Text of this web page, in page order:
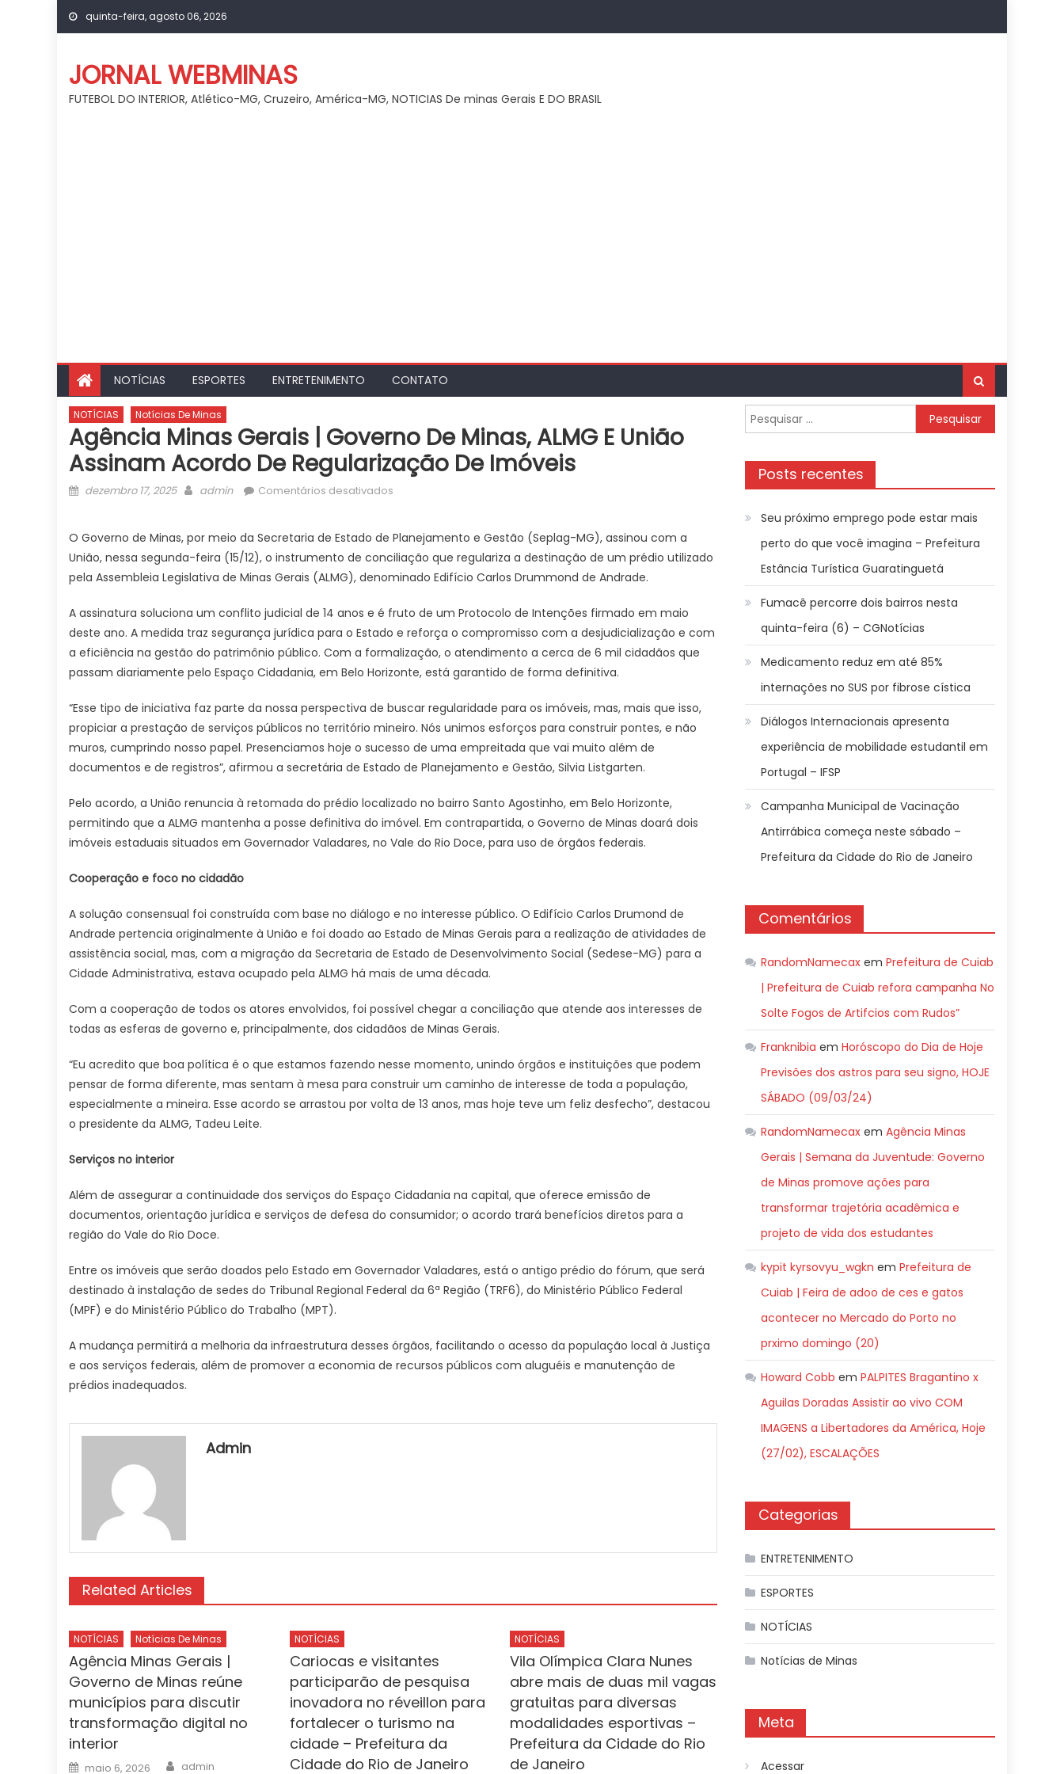
Skip
quinta-feira, agosto 06, 2026
JORNAL WEBMINAS
FUTEBOL DO INTERIOR, Atlético-MG, Cruzeiro, América-MG, NOTICIAS De minas Gerais E DO BRASIL
NOTÍCIAS ESPORTES ENTRETENIMENTO CONTATO
NOTÍCIAS Notícias De Minas
Agência Minas Gerais | Governo De Minas, ALMG E União
Assinam Acordo De Regularização De Imóveis
Posted
dezembro 17, 2025 Author
admin Comentários desativados
Gerais
|
Governo
Minas,
ALMG
e
União
acordo
de
regularização
de
O Governo de Minas, por meio da Secretaria de Estado de Planejamento e Gestão (Seplag-MG), assinou com a
União, nessa segunda-feira (15/12), o instrumento de conciliação que regulariza a destinação de um prédio utilizado
pela Assembleia Legislativa de Minas Gerais (ALMG), denominado Edifício Carlos Drummond de Andrade.
A assinatura soluciona um conflito judicial de 14 anos e é fruto de um Protocolo de Intenções firmado em maio
deste ano. A medida traz segurança jurídica para o Estado e reforça o compromisso com a desjudicialização e com
a eficiência na gestão do patrimônio público. Com a formalização, o atendimento a cerca de 6 mil cidadãos que
passam diariamente pelo Espaço Cidadania, em Belo Horizonte, está garantido de forma definitiva.
“Esse tipo de iniciativa faz parte da nossa perspectiva de buscar regularidade para os imóveis, mas, mais que isso,
propiciar a prestação de serviços públicos no território mineiro. Nós unimos esforços para construir pontes, e não
muros, cumprindo nosso papel. Presenciamos hoje o sucesso de uma empreitada que vai muito além de
documentos e de registros”, afirmou a secretária de Estado de Planejamento e Gestão, Silvia Listgarten.
Pelo acordo, a União renuncia à retomada do prédio localizado no bairro Santo Agostinho, em Belo Horizonte,
permitindo que a ALMG mantenha a posse definitiva do imóvel. Em contrapartida, o Governo de Minas doará dois
imóveis estaduais situados em Governador Valadares, no Vale do Rio Doce, para uso de órgãos federais.
Cooperação e foco no cidadão
A solução consensual foi construída com base no diálogo e no interesse público. O Edifício Carlos Drumond de
Andrade pertencia originalmente à União e foi doado ao Estado de Minas Gerais para a realização de atividades de
assistência social, mas, com a migração da Secretaria de Estado de Desenvolvimento Social (Sedese-MG) para a
Cidade Administrativa, estava ocupado pela ALMG há mais de uma década.
Com a cooperação de todos os atores envolvidos, foi possível chegar a conciliação que atende aos interesses de
todas as esferas de governo e, principalmente, dos cidadãos de Minas Gerais.
“Eu acredito que boa política é o que estamos fazendo nesse momento, unindo órgãos e instituições que podem
pensar de forma diferente, mas sentam à mesa para construir um caminho de interesse de toda a população,
especialmente a mineira. Esse acordo se arrastou por volta de 13 anos, mas hoje teve um feliz desfecho”, destacou
o presidente da ALMG, Tadeu Leite.
Serviços no interior
Além de assegurar a continuidade dos serviços do Espaço Cidadania na capital, que oferece emissão de
documentos, orientação jurídica e serviços de defesa do consumidor; o acordo trará benefícios diretos para a
região do Vale do Rio Doce.
Entre os imóveis que serão doados pelo Estado em Governador Valadares, está o antigo prédio do fórum, que será
destinado à instalação de sedes do Tribunal Regional Federal da 6ª Região (TRF6), do Ministério Público Federal
(MPF) e do Ministério Público do Trabalho (MPT).
A mudança permitirá a melhoria da infraestrutura desses órgãos, facilitando o acesso da população local à Justiça
e aos serviços federais, além de promover a economia de recursos públicos com aluguéis e manutenção de
prédios inadequados.
Admin
Related Articles
NOTÍCIAS Notícias De Minas
Agência Minas Gerais |
Governo de Minas reúne
municípios para discutir
transformação digital no
interior
Posted
maio 6, 2026 Author
admin
NOTÍCIAS
Cariocas e visitantes
participarão de pesquisa
inovadora no réveillon para
fortalecer o turismo na
cidade – Prefeitura da
Cidade do Rio de Janeiro
NOTÍCIAS
Vila Olímpica Clara Nunes
abre mais de duas mil vagas
gratuitas para diversas
modalidades esportivas –
Prefeitura da Cidade do Rio
de Janeiro
Pesquisar
por:
Posts recentes
Seu próximo emprego pode estar mais
perto do que você imagina – Prefeitura
Estância Turística Guaratinguetá
Fumacê percorre dois bairros nesta
quinta-feira (6) – CGNotícias
Medicamento reduz em até 85%
internações no SUS por fibrose cística
Diálogos Internacionais apresenta
experiência de mobilidade estudantil em
Portugal – IFSP
Campanha Municipal de Vacinação
Antirrábica começa neste sábado –
Prefeitura da Cidade do Rio de Janeiro
Comentários
RandomNamecax emPrefeitura de Cuiab
| Prefeitura de Cuiab refora campanha No
Solte Fogos de Artifcios com Rudos”
Franknibia emHoróscopo do Dia de Hoje
Previsões dos astros para seu signo, HOJE
SÁBADO (09/03/24)
RandomNamecax emAgência Minas
Gerais | Semana da Juventude: Governo
de Minas promove ações para
transformar trajetória acadêmica e
projeto de vida dos estudantes
kypit kyrsovyu_wgkn emPrefeitura de
Cuiab | Feira de adoo de ces e gatos
acontecer no Mercado do Porto no
prximo domingo (20)
Howard Cobb emPALPITES Bragantino x
Aguilas Doradas Assistir ao vivo COM
IMAGENS a Libertadores da América, Hoje
(27/02), ESCALAÇÕES
Categorias
ENTRETENIMENTO
ESPORTES
NOTÍCIAS
Notícias de Minas
Meta
Acessar